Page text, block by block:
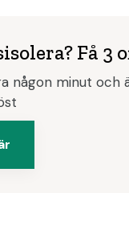
Få 3
någon minut och